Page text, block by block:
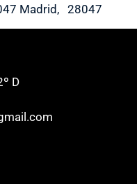
Madrid, 28047
D